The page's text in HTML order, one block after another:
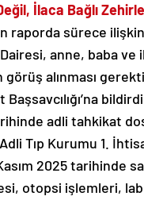
İlaca Bağlı
raporda sürece
anne, baba
alınması
adli tahkikat
Tıp Kurumu 1.
2025 tarihinde
otopsi işlemleri,